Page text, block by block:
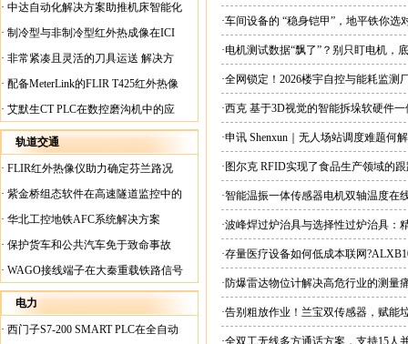
· 中达自动化解决方案助推机床智能化
升级
· 制冷型与非制冷型红外热成像在ICI
工厂内完美配合
· 非常紧凑且灵活的刀具运送 解决方
案
· 配备MeterLink的FLIR T425红外热像
仪帮助Medite Europe Ltd加快红外检测
工作速度
· 艾默生CT PLC在数控磨沟机中的应
用
轨道交通
· FLIR红外热像仪助力确定芬兰路况
· 紫金桥组态软件在高速隧道监控中的
应用
· 华北工控地铁AFC系统解决方案
· 保护货车和公共汽车免于致命事故
· WAGO接线端子在大秦重载铁路信号
楼设备中的应用
电力
· 西门子S7-200 SMART PLC在全自动
·车间设备的 “稳身铠甲”，地平铁你选
·电机测试数据“飘了”？别只盯电机，
·全网锁定！2026楼宇自控与能耗监
·西克 基于3D视觉的智能拆垛软硬件
·申讯 Shenxun｜无人场站调度难题何
·图尔克 RFID实现了食品生产领域的
·智能温振一体传感器电机双轴温度在
·波峰焊过炉治具与选择性过炉治具：
·存量医疗设备如何低成本联网
·防爆雷达物位计解决高危行业的测量
·告别粗放作业！兰宝双传感器，赋能
·全双工无线多方通话方案，支持15人